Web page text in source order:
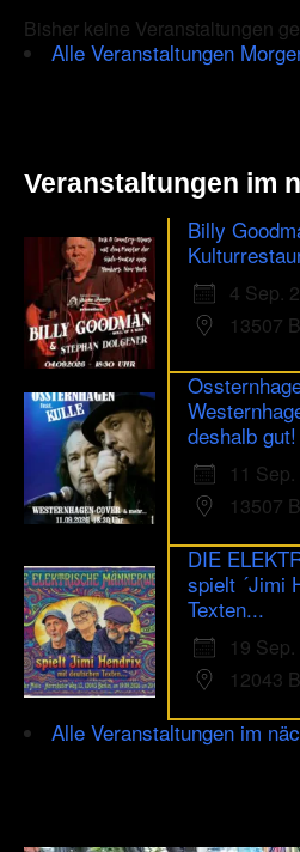
Bisher keine Veranstaltungen
Alle Veranstaltungen
Veranstaltungen im
Billy
4 Sep.
13507
deshalb gut!
11 Sep.
13507
DIE
spielt ´Jimi
Texten...
19 Sep.
12043
Alle Veranstaltungen im